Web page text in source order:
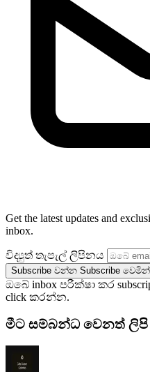
Get the latest updates and
inbox.
විද්‍යුත් තැපැල් ලිපිනය
Subscribe වන්න Subscribe
ඔබේ inbox පරීක්ෂා කර
click කරන්න.
මීට සම්බන්ධ වෙනත් ලිපි